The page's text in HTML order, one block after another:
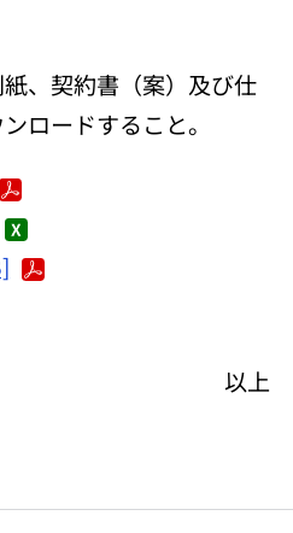
、契約書（案）及び仕
ロードすること。
以上